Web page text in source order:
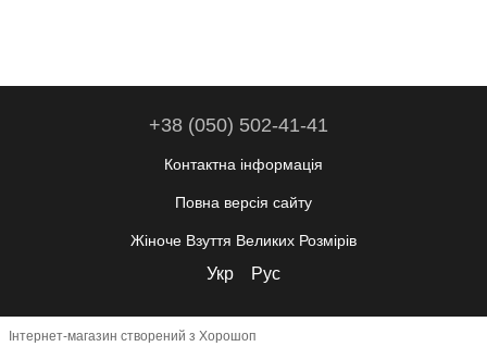
+38 (050) 502-41-41
Контактна інформація
Повна версія сайту
Жіноче Взуття Великих Розмірів
Укр Рус
Інтернет-магазин створений з Хорошоп